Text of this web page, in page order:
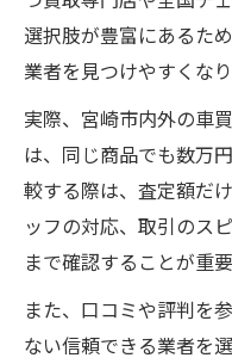
選択肢が豊富にあるた
業者を見つけやすくなり
実際、宮崎市内外の車
は、同じ商品でも数万
較する際は、査定額だ
ッフの対応、取引のス
まで確認することが重要
また、口コミや評判を
ない信頼できる業者を